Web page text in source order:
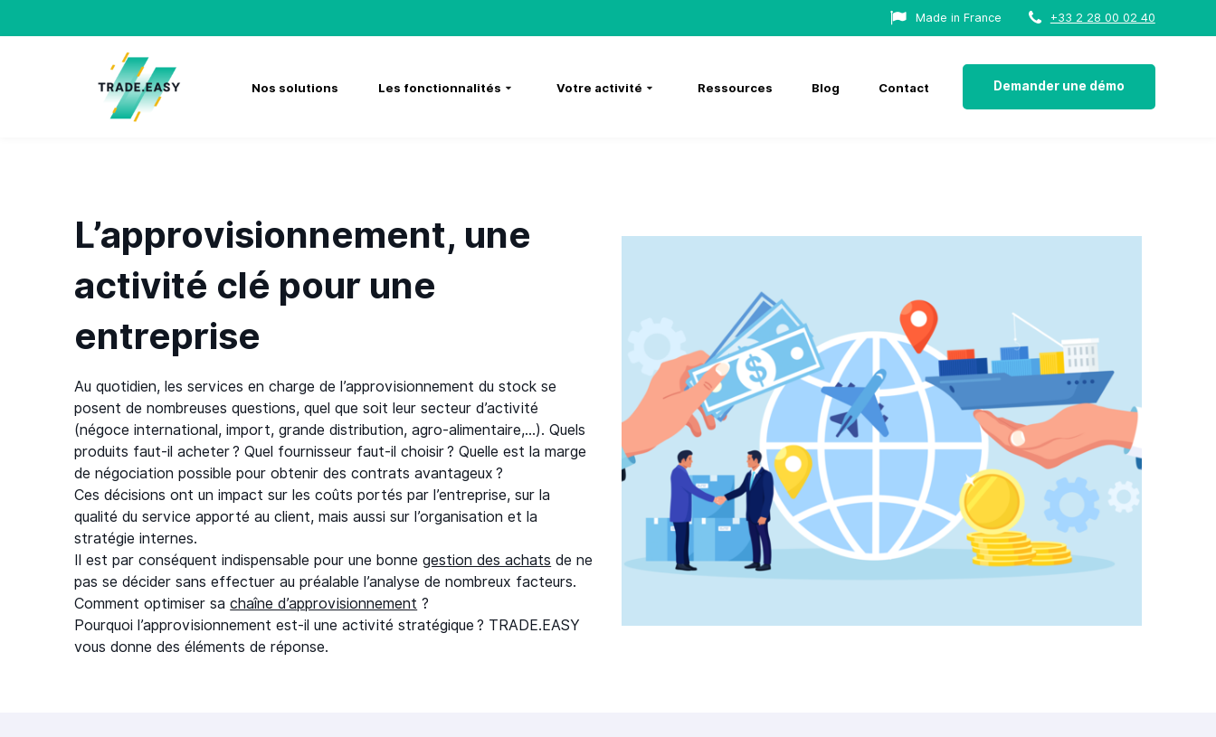
Made in France +33 2 28 00 02 40
Nos solutions Les fonctionnalités Votre activité Ressources Blog Contact Demander une démo
L’approvisionnement, une
activité clé pour une
entreprise
Au quotidien, les services en charge de l’approvisionnement du stock se
posent de nombreuses questions, quel que soit leur secteur d’activité
(négoce international, import, grande distribution, agro-alimentaire,…). Quels
produits faut-il acheter ? Quel fournisseur faut-il choisir ? Quelle est la marge
de négociation possible pour obtenir des contrats avantageux ?
Ces décisions ont un impact sur les coûts portés par l’entreprise, sur la
qualité du service apporté au client, mais aussi sur l’organisation et la
stratégie internes.
Il est par conséquent indispensable pour une bonnegestion des achats de ne
pas se décider sans effectuer au préalable l’analyse de nombreux facteurs.
Comment optimiser sachaîne d’approvisionnement ?
Pourquoi l’approvisionnement est-il une activité stratégique ? TRADE.EASY
vous donne des éléments de réponse.